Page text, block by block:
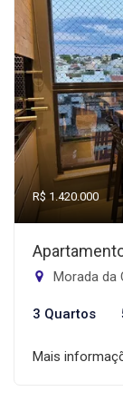
R$ 1.420.000
Morada da
3 Quartos
Mais